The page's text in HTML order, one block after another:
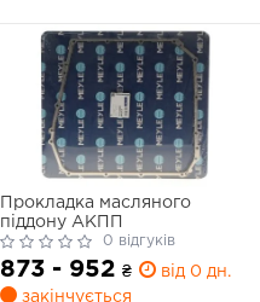
Прокладка масляного
піддону АКПП
0 відгуків
873 - 952 ₴
від 0 дн.
закінчується